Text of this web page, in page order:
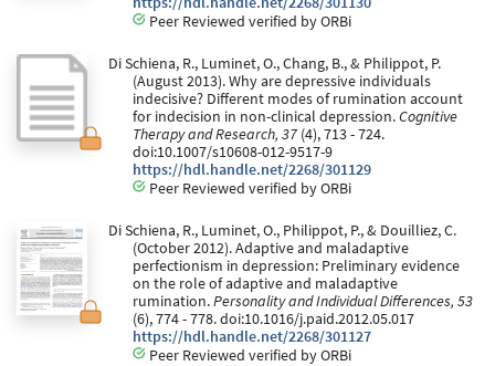
Peer Reviewed verified by ORBi
Di Schiena, R., Luminet, O., Chang, B., & Philippot, P.
(August 2013). Why are depressive individuals
indecisive? Different modes of rumination account
for indecision in non-clinical depression.Cognitive
Therapy and Research, 37 (4), 713 - 724.
doi:10.1007/s10608-012-9517-9
https://hdl.handle.net/2268/301129
Peer Reviewed verified by ORBi
Di Schiena, R., Luminet, O., Philippot, P., & Douilliez, C.
(October 2012). Adaptive and maladaptive
perfectionism in depression: Preliminary evidence
on the role of adaptive and maladaptive
rumination.Personality and Individual Differences, 53
(6), 774 - 778. doi:10.1016/j.paid.2012.05.017
https://hdl.handle.net/2268/301127
Peer Reviewed verified by ORBi